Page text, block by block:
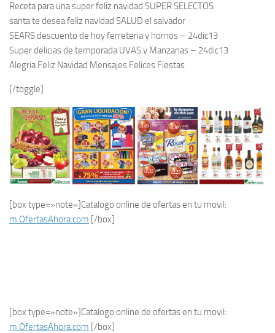
Receta para una super feliz navidad SUPER SELECTOS
santa te desea feliz navidad SALUD el salvador
SEARS descuento de hoy ferreteria y hornos – 24dic13
Super delicias de temporada UVAS y Manzanas – 24dic13
Alegria Feliz Navidad Mensajes Felices Fiestas
[/toggle]
[box type=»note»]Catalogo online de ofertas en tu movil:
m.OfertasAhora.com [/box]
[box type=»note»]Catalogo online de ofertas en tu movil:
m.OfertasAhora.com [/box]